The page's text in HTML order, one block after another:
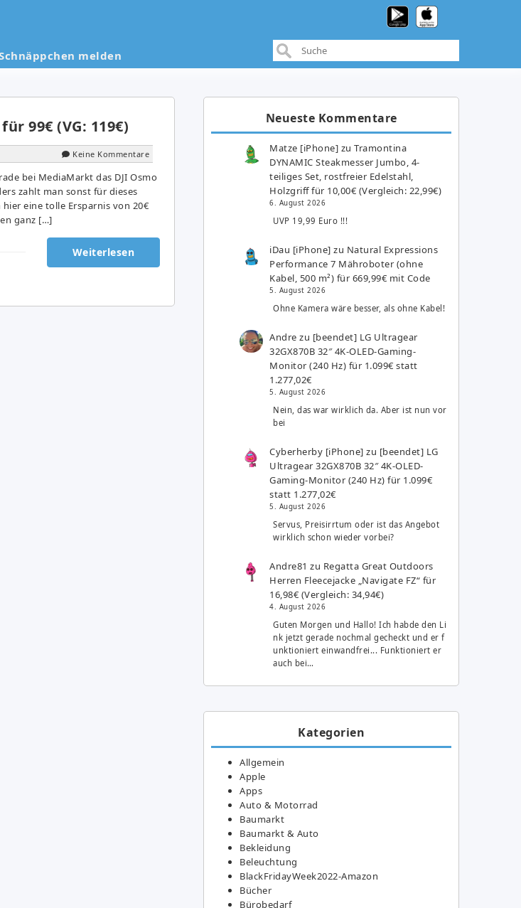
melden
99€ (VG: 119€)
Keine Kommentare
bei MediaMarkt das DJI Osmo
zahlt man sonst für dieses
eine tolle Ersparnis von 20€
ganz […]
Weiterlesen
Neueste Kommentare
Matze [iPhone] zuTramontina
DYNAMIC Steakmesser Jumbo, 4-
teiliges Set, rostfreier Edelstahl,
Holzgriff für 10,00€ (Vergleich: 22,99€)
6. August 2026
UVP 19,99 Euro !!!
iDau [iPhone] zu Natural Expressions
Performance 7 Mähroboter (ohne
Kabel, 500 m²) für 669,99€ mit Code
5. August 2026
Ohne Kamera wäre besser, als ohne Kabel!
Andre zu [beendet] LG Ultragear
32GX870B 32″ 4K-OLED-Gaming-
Monitor (240 Hz) für 1.099€ statt
1.277,02€
5. August 2026
Nein, das war wirklich da. Aber ist nun vor
bei
Cyberherby [iPhone] zu [beendet] LG
Ultragear 32GX870B 32″ 4K-OLED-
Gaming-Monitor (240 Hz) für 1.099€
statt 1.277,02€
5. August 2026
Servus, Preisirrtum oder ist das Angebot
wirklich schon wieder vorbei?
Andre81 zu Regatta Great Outdoors
Herren Fleecejacke „Navigate FZ“ für
16,98€ (Vergleich: 34,94€)
4. August 2026
Guten Morgen und Hallo! Ich habde den Li
nk jetzt gerade nochmal gecheckt und er f
unktioniert einwandfrei... Funktioniert er
auch bei…
Kategorien
Allgemein
Apple
Apps
Auto & Motorrad
Baumarkt
Baumarkt & Auto
Bekleidung
Beleuchtung
BlackFridayWeek2022-Amazon
Bücher
Bürobedarf